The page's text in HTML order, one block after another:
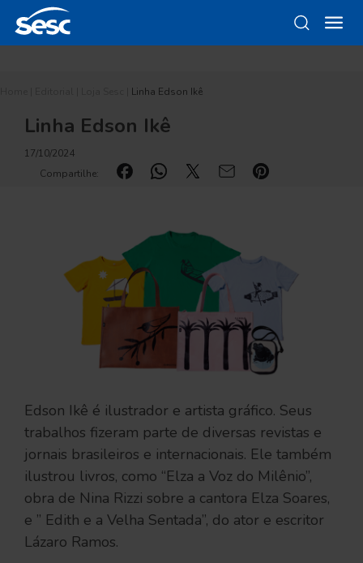
Linha Edson Ikê
Linha Edson Ikê
17/10/2024
Compartilhe:
Edson Ikê é ilustrador e artista gráfico. Seus
trabalhos fizeram parte de diversas revistas e
jornais brasileiros e internacionais. Ele também
ilustrou livros, como “Elza a Voz do Milênio”,
obra de Nina Rizzi sobre a cantora Elza Soares,
e ” Edith e a Velha Sentada”, do ator e escritor
Lázaro Ramos.